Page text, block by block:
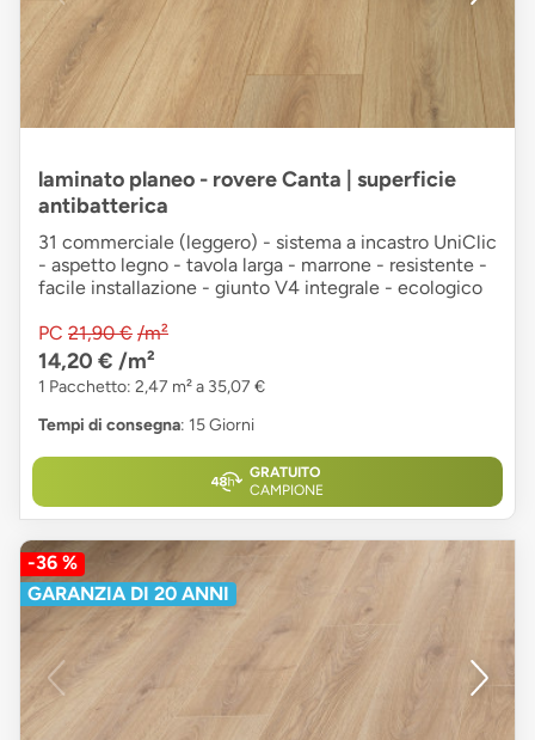
laminato planeo - rovere Canta | superficie
antibatterica
31 commerciale (leggero) - sistema a incastro UniClic
- aspetto legno - tavola larga - marrone - resistente -
facile installazione - giunto V4 integrale - ecologico
PC 21,90 € /m²
14,20 € /m²
1 Pacchetto: 2,47 m² a 35,07 €
Tempi di consegna: 15 Giorni
GRATUITO
CAMPIONE
-36 %
GARANZIA DI 20 ANNI